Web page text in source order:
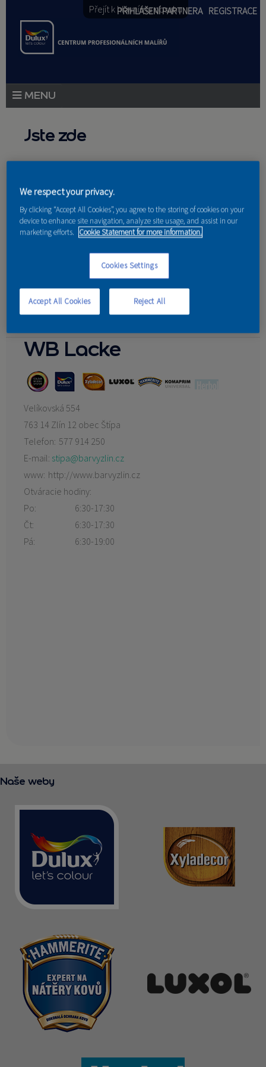
Přejít k hlavnímu obsahu
PŘIHLÁŠENÍ PARTNERA REGISTRACE
AKCE A NOVINKY
AKADEMIE
Jste zde
Nakupují u nás
Jaromír Brázda
Malířství-natěračství Pavel Maňák
Petr Ševců
WB Lacke
Velíkovská 554
763 14 Zlín 12 obec Štípa
Telefon: 577 914 250
E-mail: stipa@barvyzlin.cz
www: http://www.barvyzlin.cz
Otváracie hodiny:
Po:
6:30-17:30
Čt:
6:30-17:30
Pá:
6:30-19:00
Naše weby
We respect your privacy.
By clicking “Accept All Cookies”, you agree to the storing of cookies on your
device to enhance site navigation, analyze site usage, and assist in our
marketing efforts. Cookie Statement for more information.
Cookies Settings
Reject All
Accept All Cookies